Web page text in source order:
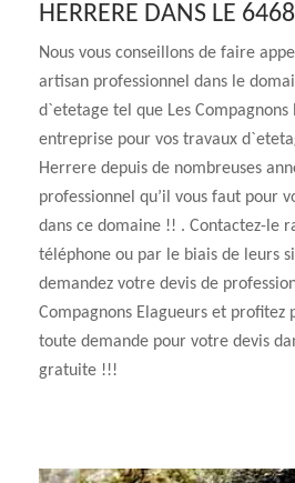
HERRERE DANS LE
Nous vous conseillons de faire
artisan professionnel dans le
d`etetage tel que Les Compagnons
entreprise pour vos travaux
Herrere depuis de nombreuses
professionnel qu’il vous faut pour
dans ce domaine !! . Contactez-le
téléphone ou par le biais de leurs
demandez votre devis de
Compagnons Elagueurs et profitez
toute demande pour votre devis
gratuite !!!